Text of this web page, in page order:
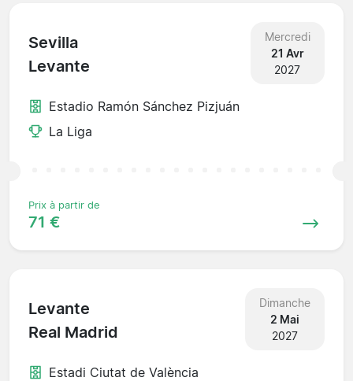
Sevilla
Levante
Mercredi
21 Avr
2027
Estadio Ramón Sánchez Pizjuán
La Liga
Prix à partir de
71 €
Levante
Real Madrid
Dimanche
2 Mai
2027
Estadi Ciutat de València